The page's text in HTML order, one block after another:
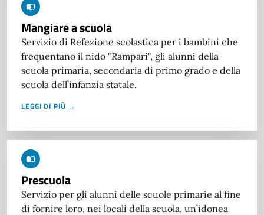
Mangiare a scuola
Servizio di Refezione scolastica per i bambini che
frequentano il nido "Rampari", gli alunni della
scuola primaria, secondaria di primo grado e della
scuola dell’infanzia statale.
LEGGI DI PIÙ →
Prescuola
Servizio per gli alunni delle scuole primarie al fine
di fornire loro, nei locali della scuola, un’idonea